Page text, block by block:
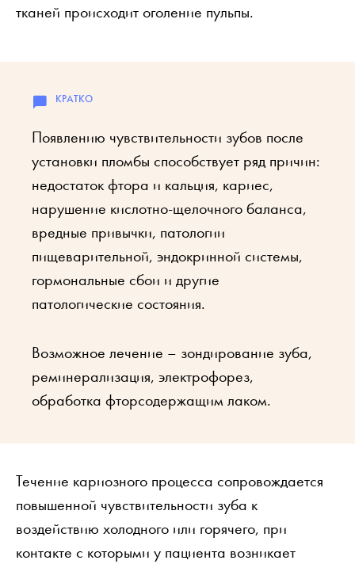
тканей происходит оголение пульпы.
Появлению чувствительности зубов после
установки пломбы способствует ряд причин:
недостаток фтора и кальция, кариес,
нарушение кислотно-щелочного баланса,
вредные привычки, патологии
пищеварительной, эндокринной системы,
гормональные сбои и другие
патологические состояния.
Возможное лечение – зондирование зуба,
реминерализация, электрофорез,
обработка фторсодержащим лаком.
Течение кариозного процесса сопровождается
повышенной чувствительности зуба к
воздействию холодного или горячего, при
контакте с которыми у пациента возникает